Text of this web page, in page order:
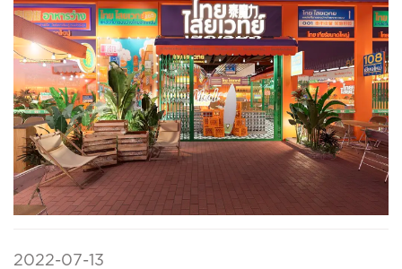
2022-07-13